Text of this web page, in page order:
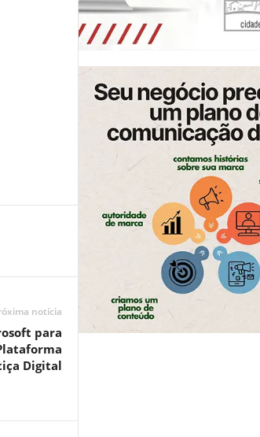
notícia
para
Digital